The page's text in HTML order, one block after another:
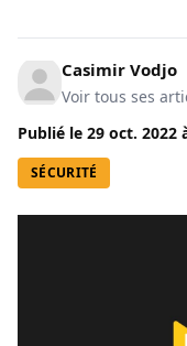
Casimir Vodjo
Voir tous ses
Publié le 29 oct. 2022
SÉCURITÉ